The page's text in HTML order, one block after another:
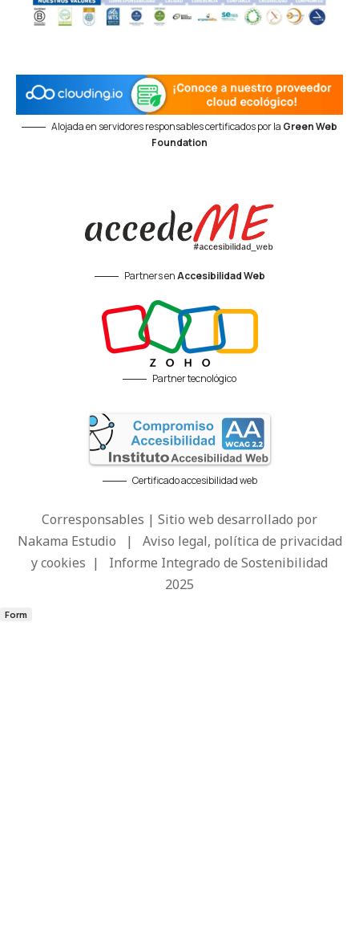
Alojada en servidores responsables certificados por la Green Web
Foundation
Partners enAccesibilidad Web
Partner tecnológico
Certificado accesibilidad web
Corresponsables | Sitio web desarrollado por
Nakama Estudio | Aviso legal, política de privacidad
y cookies | Informe Integrado de Sostenibilidad
2025
Form